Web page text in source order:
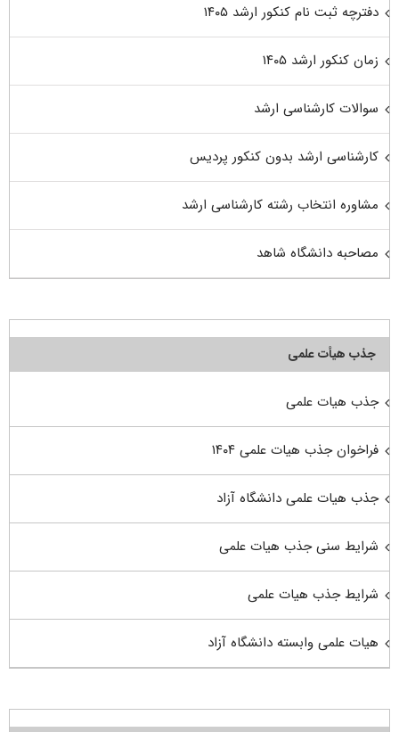
دفترچه ثبت نام کنکور ارشد ۱۴۰۵
زمان کنکور ارشد ۱۴۰۵
سوالات کارشناسی ارشد
کارشناسی ارشد بدون کنکور پردیس
مشاوره انتخاب رشته کارشناسی ارشد
مصاحبه دانشگاه شاهد
جذب هیأت علمی
جذب هیات علمی
فراخوان جذب هیات علمی ۱۴۰۴
جذب هیات علمی دانشگاه آزاد
شرایط سنی جذب هیات علمی
شرایط جذب هیات علمی
هیات علمی وابسته دانشگاه آزاد